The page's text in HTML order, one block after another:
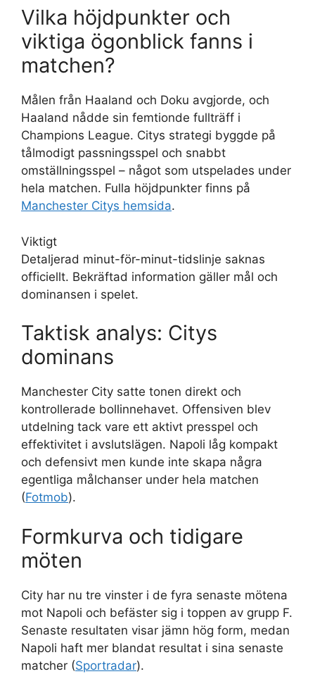
Vilka höjdpunkter och
viktiga ögonblick fanns i
matchen?
Målen från Haaland och Doku avgjorde, och
Haaland nådde sin femtionde fullträff i
Champions League. Citys strategi byggde på
tålmodigt passningsspel och snabbt
omställningsspel – något som utspelades under
hela matchen. Fulla höjdpunkter finns på
Manchester Citys hemsida.
Viktigt
Detaljerad minut-för-minut-tidslinje saknas
officiellt. Bekräftad information gäller mål och
dominansen i spelet.
Taktisk analys: Citys
dominans
Manchester City satte tonen direkt och
kontrollerade bollinnehavet. Offensiven blev
utdelning tack vare ett aktivt presspel och
effektivitet i avslutslägen. Napoli låg kompakt
och defensivt men kunde inte skapa några
egentliga målchanser under hela matchen
(Fotmob).
Formkurva och tidigare
möten
City har nu tre vinster i de fyra senaste mötena
mot Napoli och befäster sig i toppen av grupp F.
Senaste resultaten visar jämn hög form, medan
Napoli haft mer blandat resultat i sina senaste
matcher (Sportradar).